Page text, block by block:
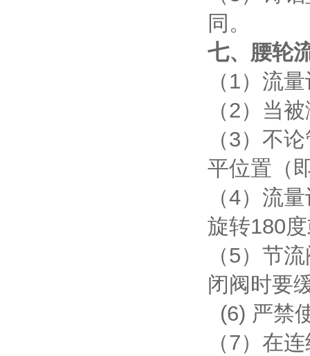
同。
七、腰轮
（1）流
（2）当
（3）不
平位置（
（4）流
旋转180
（5）节
闭阀时要
(6) 严禁
（7）在